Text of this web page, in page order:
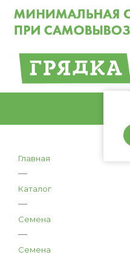
Главная
—
Каталог
—
Семена
—
Семена